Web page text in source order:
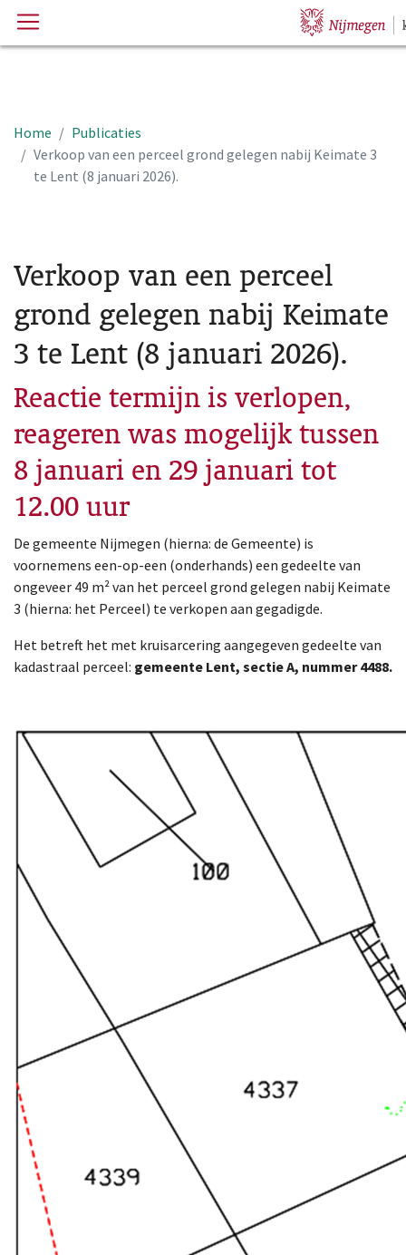
Menu Hoofdpagina
Home
Publicaties
Verkoop van een perceel grond gelegen nabij Keimate 3
te Lent (8 januari 2026).
Verkoop van een perceel
grond gelegen nabij Keimate
3 te Lent (8 januari 2026).
Reactie termijn is verlopen,
reageren was mogelijk tussen
8 januari en 29 januari tot
12.00 uur
De gemeente Nijmegen (hierna: de Gemeente) is
voornemens een-op-een (onderhands) een gedeelte van
ongeveer 49 m² van het perceel grond gelegen nabij Keimate
3 (hierna: het Perceel) te verkopen aan gegadigde.
Het betreft het met kruisarcering aangegeven gedeelte van
kadastraal perceel: gemeente Lent, sectie A, nummer 4488.